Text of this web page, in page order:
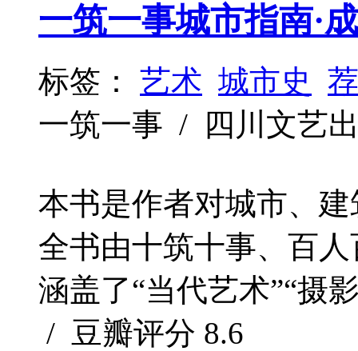
一筑一事城市指南·
标签： 艺术 城市史
一筑一事 / 四川文艺
本书是作者对城市、
全书由十筑十事、百
涵盖了“当代艺术”“摄
/ 豆瓣评分 8.6